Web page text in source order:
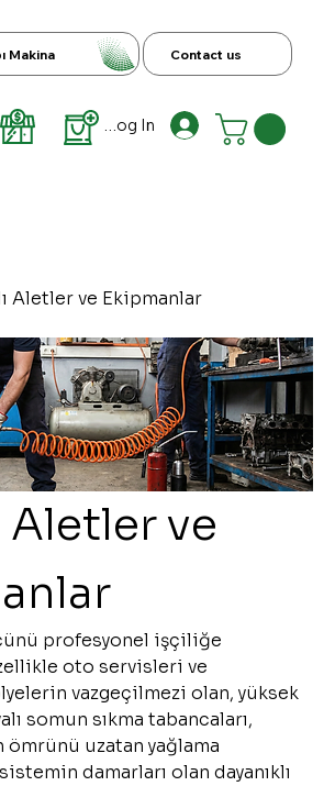
Log In
Makina Contact us
Aletler ve Ekipmanlar
Aletler ve
profesyonel işçiliğe
oto servisleri ve
vazgeçilmezi olan, yüksek
somun sıkma tabancaları,
uzatan yağlama
damarları olan dayanıklı